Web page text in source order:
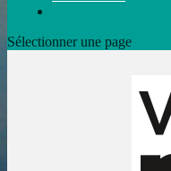
Sélectionner une page